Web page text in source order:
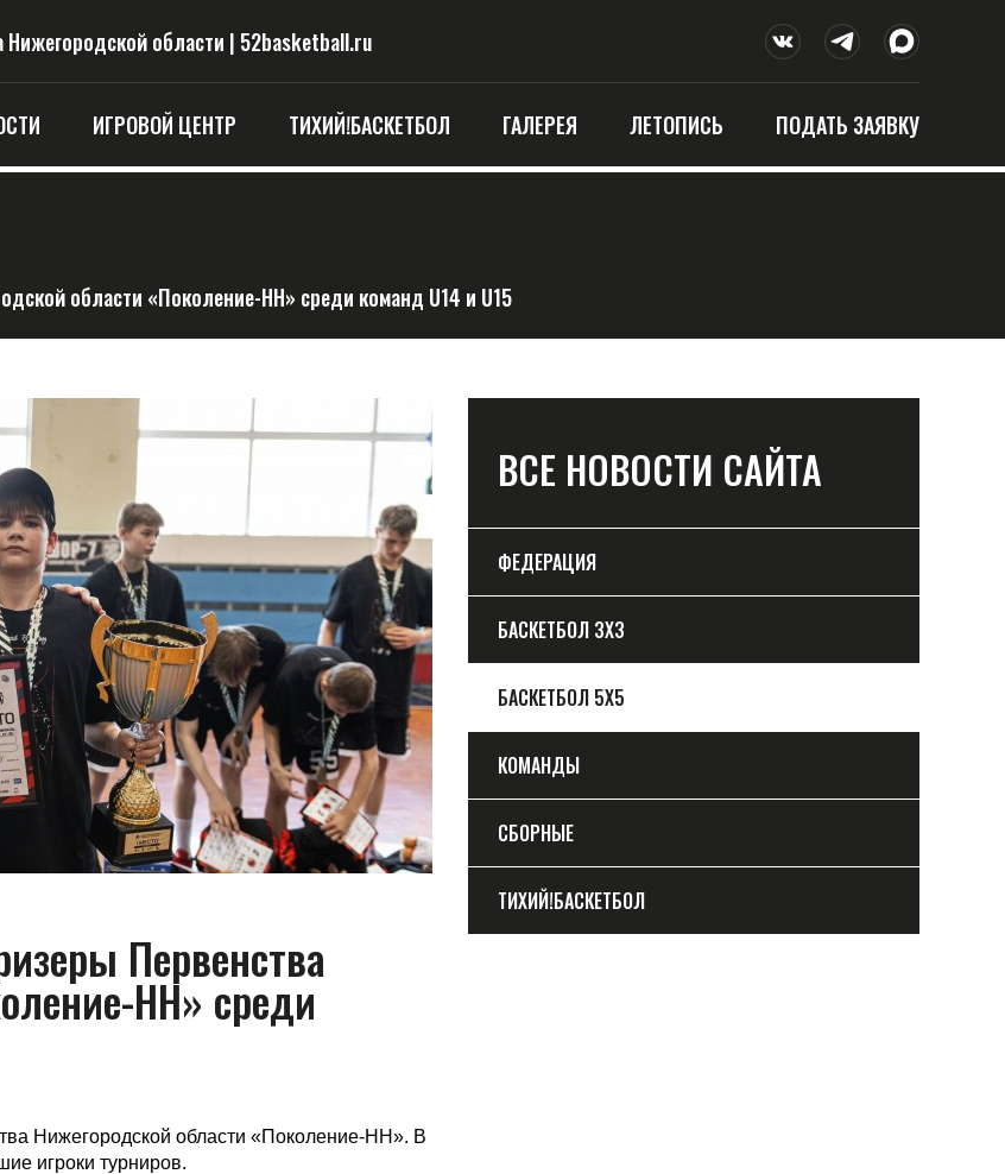
области | 52basketball.ru
ИГРОВОЙ ЦЕНТР ТИХИЙ!БАСКЕТБОЛ ГАЛЕРЕЯ ЛЕТОПИСЬ ПОДАТЬ ЗАЯВКУ
области «Поколение-НН» среди команд U14 и U15
Первенства
НН» среди
Нижегородской области «Поколение-НН». В
игроки турниров.
ВСЕ НОВОСТИ САЙТА
ФЕДЕРАЦИЯ
БАСКЕТБОЛ 3Х3
БАСКЕТБОЛ 5Х5
КОМАНДЫ
СБОРНЫЕ
ТИХИЙ!БАСКЕТБОЛ